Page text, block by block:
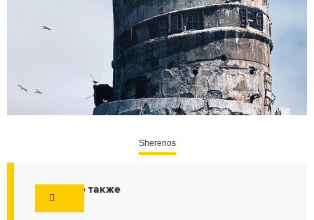
Sherenos
Смотрите также